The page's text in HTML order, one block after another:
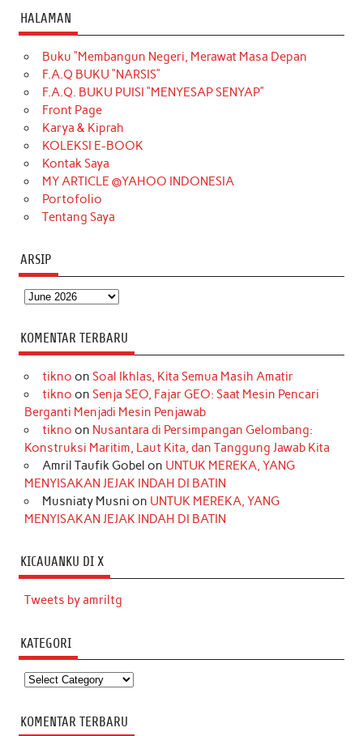
c
e
b
o
o
k
t
a
g
r
a
m
T
o
k
t
e
r
k
e
d
t
t
e
T
u
b
HALAMAN
Buku “Membangun Negeri, Merawat Masa Depan
F.A.Q BUKU “NARSIS”
F.A.Q. BUKU PUISI “MENYESAP SENYAP”
Front Page
Karya & Kiprah
KOLEKSI E-BOOK
Kontak Saya
MY ARTICLE @YAHOO INDONESIA
Portofolio
Tentang Saya
ARSIP
Arsip
KOMENTAR TERBARU
tikno on Soal Ikhlas, Kita Semua Masih Amatir
tikno on Senja SEO, Fajar GEO: Saat Mesin Pencari
Berganti Menjadi Mesin Penjawab
tikno on Nusantara di Persimpangan Gelombang:
Konstruksi Maritim, Laut Kita, dan Tanggung Jawab Kita
Amril Taufik Gobel on UNTUK MEREKA, YANG
MENYISAKAN JEJAK INDAH DI BATIN
Musniaty Musni on UNTUK MEREKA, YANG
MENYISAKAN JEJAK INDAH DI BATIN
KICAUANKU DI X
Tweets by amriltg
KATEGORI
Kategori
KOMENTAR TERBARU